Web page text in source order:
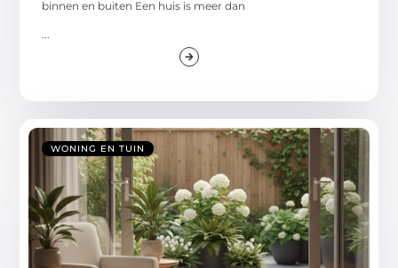
binnen en buiten Een huis is meer dan
...
WONING EN TUIN